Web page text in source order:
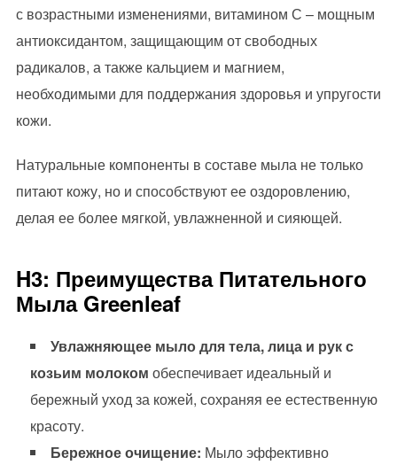
с возрастными изменениями, витамином С – мощным
антиоксидантом, защищающим от свободных
радикалов, а также кальцием и магнием,
необходимыми для поддержания здоровья и упругости
кожи.
Натуральные компоненты в составе мыла не только
питают кожу, но и способствуют ее оздоровлению,
делая ее более мягкой, увлажненной и сияющей.
H3: Преимущества Питательного
Мыла Greenleaf
Увлажняющее мыло для тела, лица и рук с
козьим молоком обеспечивает идеальный и
бережный уход за кожей, сохраняя ее естественную
красоту.
Бережное очищение: Мыло эффективно